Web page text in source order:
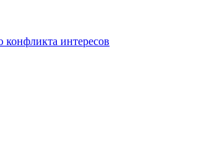
интересов